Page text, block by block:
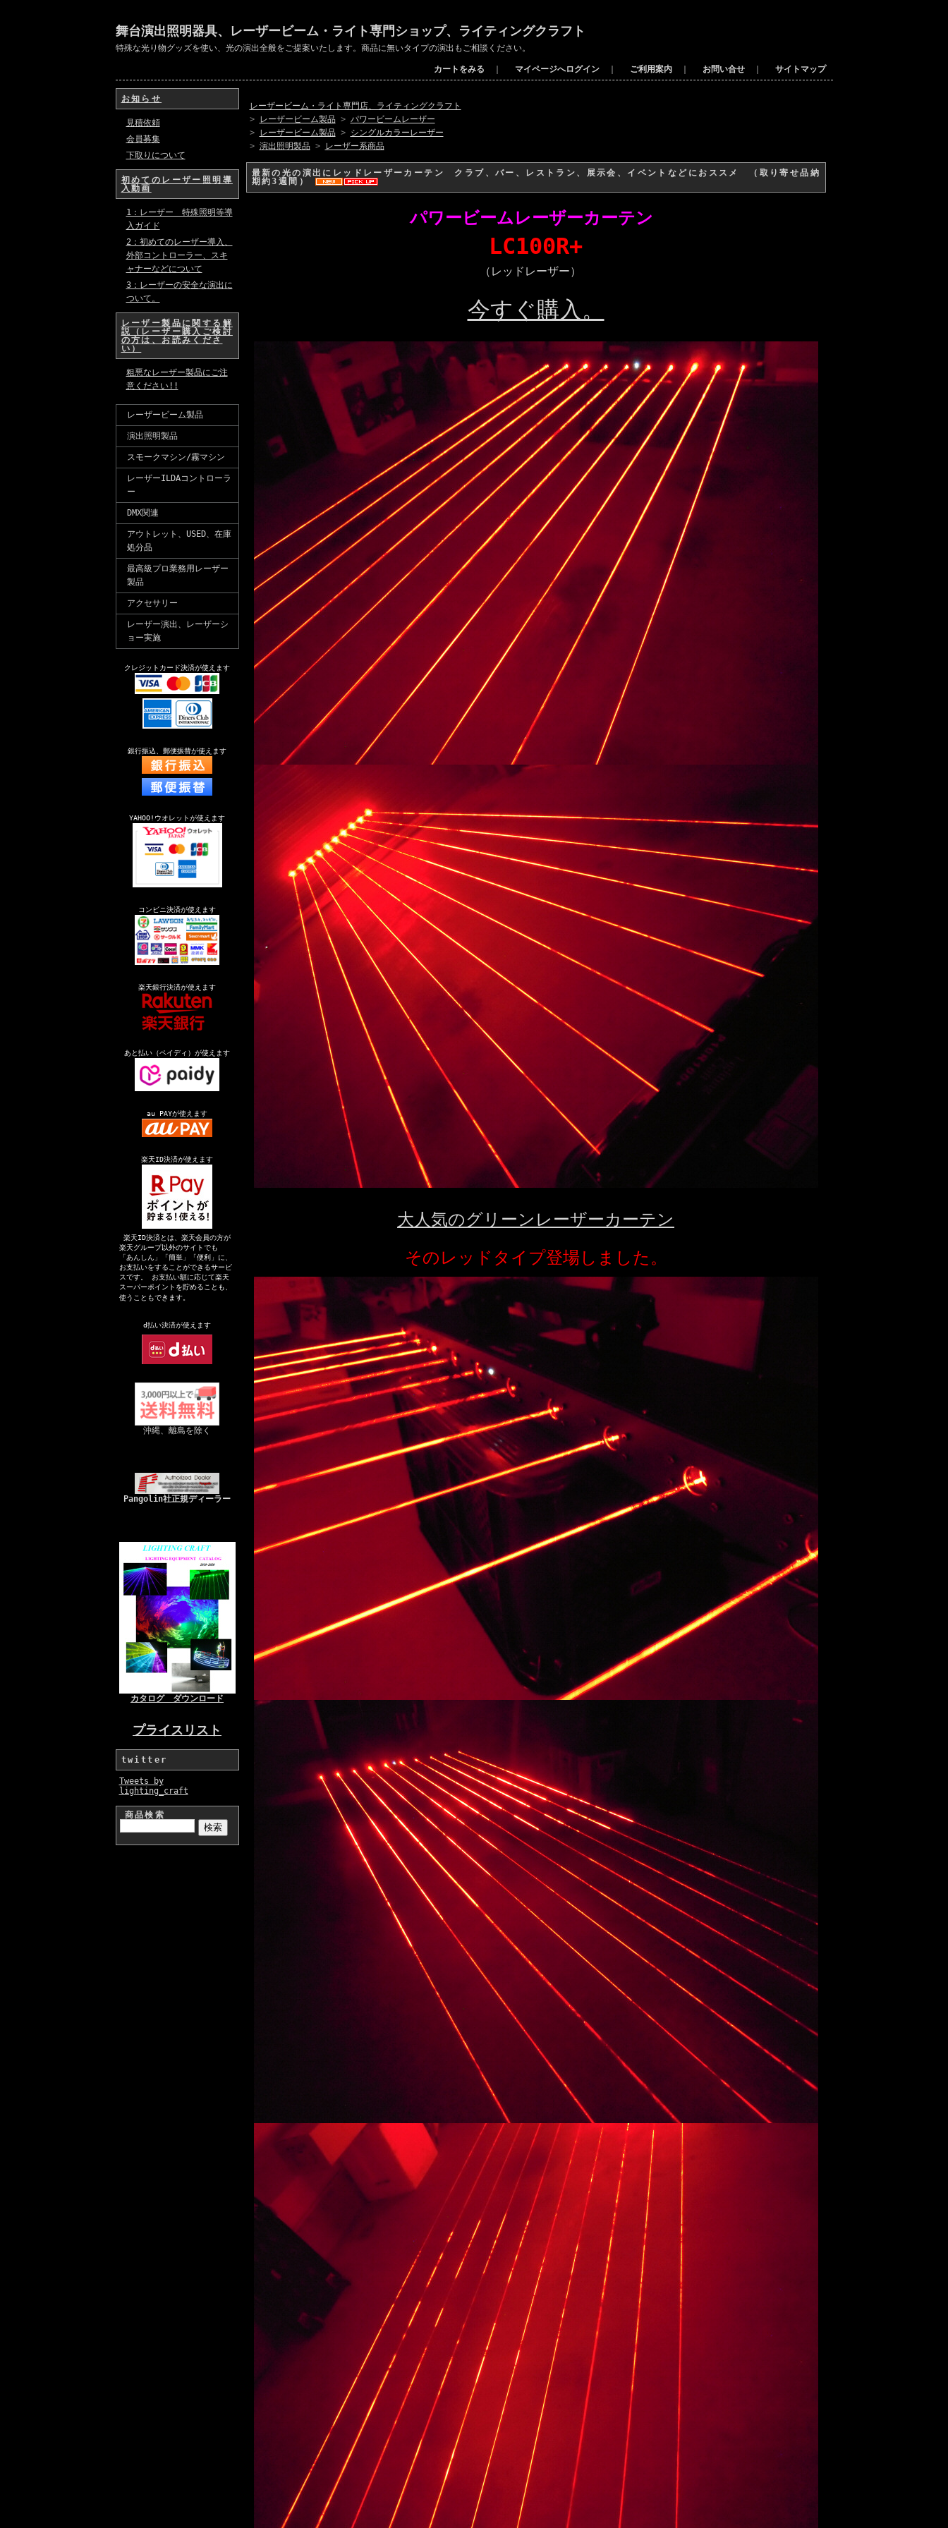
舞台演出照明器具、レーザービーム・ライト専門ショップ、ライティングクラフト
特殊な光り物グッズを使い、光の演出全般をご提案いたします。商品に無いタイプの演出もご相談ください。
カートをみる マイページへログイン ご利用案内 お問い合せ サイトマップ
お知らせ
見積依頼
会員募集
下取りについて
初めてのレーザー照明導
入動画
1：レーザー 特殊照明等導
入ガイド
2：初めてのレーザー導入、
外部コントローラー、スキ
ャナーなどについて
3：レーザーの安全な演出に
ついて。
レーザー製品に関する解
説（レーザー購入ご検討
の方は、お読みくださ
い）
粗悪なレーザー製品にご注
意ください!!
レーザービーム製品
演出照明製品
スモークマシン/霧マシン
レーザーILDAコントローラ
ー
DMX関連
アウトレット、USED、在庫
処分品
最高級プロ業務用レーザー
製品
アクセサリー
レーザー演出、レーザーシ
ョー実施
クレジットカード決済が使えます
銀行振込、郵便振替が使えます
YAHOO!ウオレットが使えます
コンビニ決済が使えます
楽天銀行決済が使えます
あと払い（ペイディ）が使えます
au PAYが使えます
楽天ID決済が使えます
楽天ID決済とは、楽天会員の方が
楽天グループ以外のサイトでも
「あんしん」「簡単」「便利」に、
お支払いをすることができるサービ
スです。 お支払い額に応じて楽天
スーパーポイントを貯めることも、
使うこともできます。
d払い決済が使えます
沖縄、離島を除く
Pangolin社正規ディーラー
カタログ ダウンロード
プライスリスト
twitter
Tweets by
lighting_craft
商品検索
レーザービーム・ライト専門店、ライティングクラフト
> レーザービーム製品> パワービームレーザー
> レーザービーム製品> シングルカラーレーザー
> 演出照明製品> レーザー系商品
最新の光の演出にレッドレーザーカーテン クラブ、バー、レストラン、展示会、イベントなどにおススメ （取り寄せ品納
期約3週間）
パワービームレーザーカーテン
LC100R+
（レッドレーザー）
今すぐ購入。
大人気のグリーンレーザーカーテン
そのレッドタイプ登場しました。